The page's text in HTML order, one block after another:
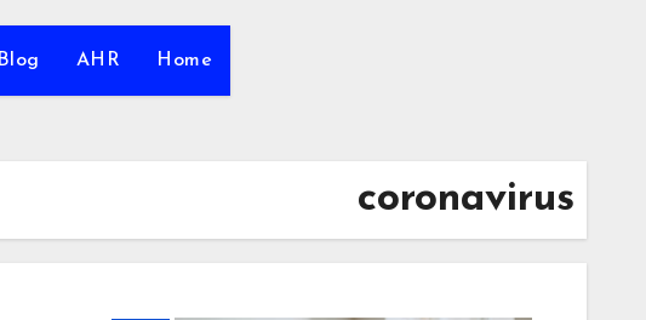
Home
AHR
Blog
coronavirus